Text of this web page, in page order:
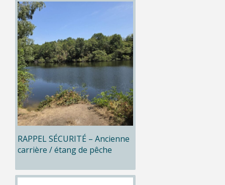
RAPPEL SÉCURITÉ – Ancienne
carrière / étang de pêche